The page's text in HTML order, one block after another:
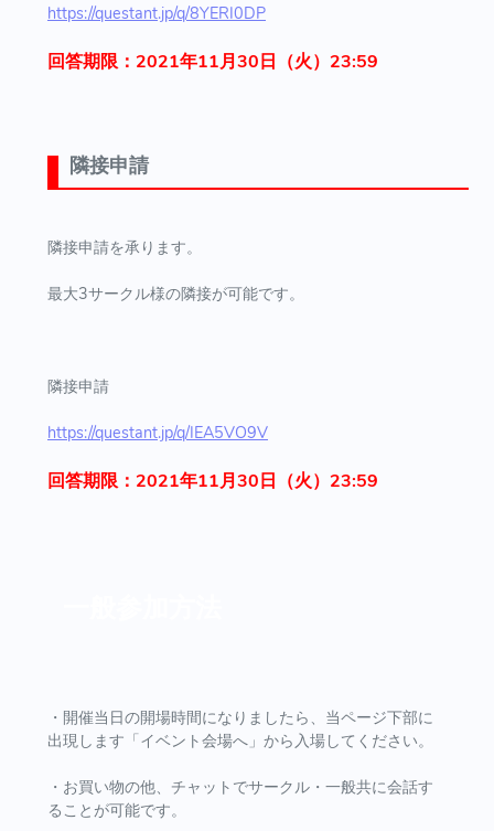
https://questant.jp/q/8YERI0DP
回答期限：2021年11月30日（火）23:59
隣接申請
隣接申請を承ります。
最大3サークル様の隣接が可能です。
隣接申請
https://questant.jp/q/IEA5VO9V
回答期限：2021年11月30日（火）23:59
・開催当日の開場時間になりましたら、当ページ下部に
出現します「イベント会場へ」から入場してください。
・お買い物の他、チャットでサークル・一般共に会話す
ることが可能です。